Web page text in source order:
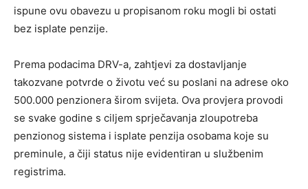
ispune ovu obavezu u propisanom roku mogli bi ostati
bez isplate penzije.
Prema podacima DRV-a, zahtjevi za dostavljanje
takozvane potvrde o životu već su poslani na adrese oko
500.000 penzionera širom svijeta. Ova provjera provodi
se svake godine s ciljem sprječavanja zloupotreba
penzionog sistema i isplate penzija osobama koje su
preminule, a čiji status nije evidentiran u službenim
registrima.